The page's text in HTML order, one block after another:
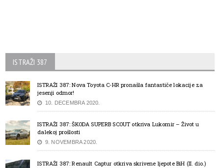
ISTRAŽI 387
ISTRAŽI 387: Nova Toyota C-HR pronašla fantastiče lokacije za
jesenji odmor!
10. DECEMBRA 2020.
ISTRAŽI 387: ŠKODA SUPERB SCOUT otkriva Lukomir – Život u
dalekoj prošlosti
9. NOVEMBRA 2020.
ISTRAŽI 387: Renault Captur otkriva skrivene ljepote BiH (II. dio.)